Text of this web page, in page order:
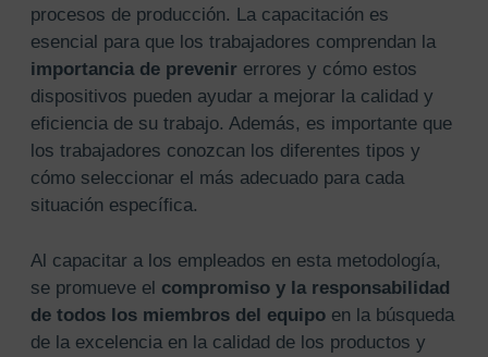
procesos de producción. La capacitación es
esencial para que los trabajadores comprendan la
importancia de prevenir errores y cómo estos
dispositivos pueden ayudar a mejorar la calidad y
eficiencia de su trabajo. Además, es importante que
los trabajadores conozcan los diferentes tipos y
cómo seleccionar el más adecuado para cada
situación específica.
Al capacitar a los empleados en esta metodología,
se promueve el compromiso y la responsabilidad
de todos los miembros del equipo en la búsqueda
de la excelencia en la calidad de los productos y